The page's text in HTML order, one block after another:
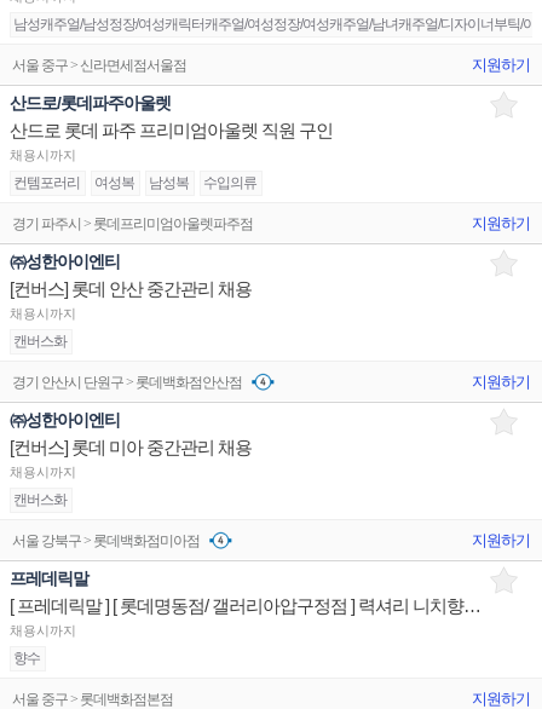
남성캐주얼/남성정장/여성캐릭터캐주얼/여성정장/여성캐주얼/남녀캐주얼/디자이너부틱/아
서울 중구 > 신라면세점서울점 지원하기
산드로/롯데파주아울렛
산드로 롯데 파주 프리미엄아울렛 직원 구인
채용시까지
컨템포러리 여성복 남성복 수입의류
경기 파주시 > 롯데프리미엄아울렛파주점 지원하기
㈜성한아이엔티
[컨버스] 롯데 안산 중간관리 채용
채용시까지
캔버스화
경기 안산시 단원구 > 롯데백화점안산점 지원하기
㈜성한아이엔티
[컨버스] 롯데 미아 중간관리 채용
채용시까지
캔버스화
서울 강북구 > 롯데백화점미아점 지원하기
프레데릭말
[ 프레데릭말 ] [ 롯데명동점/ 갤러리아압구정점 ] 력셔리 니치향수 스페셜리스트 매장판매사원
채용시까지
향수
서울 중구 > 롯데백화점본점 지원하기